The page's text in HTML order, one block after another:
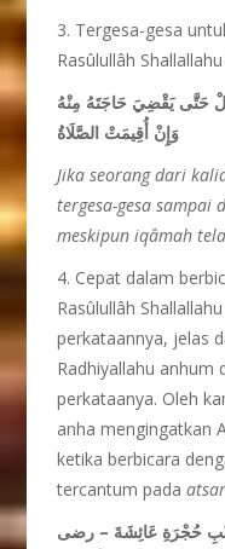
3. Tergesa-gesa
Rasûlullâh
حَتَّى يَقْضِيَ حَاجَتَهُ مِنْهُ
وَإِنْ أُقِيمَتْ الصَّلَاةُ
Jika seorang dari
tergesa-gesa sampai
meskipun iqâmah
4. Cepat dalam
Rasûlullâh
perkataannya, jelas
Radhiyallahu anhum
perkataanya. Oleh
anha mengingatkan
ketika berbicara
tercantum padaatsar
حُجْرَةِ عَائِشَةَ – رضى